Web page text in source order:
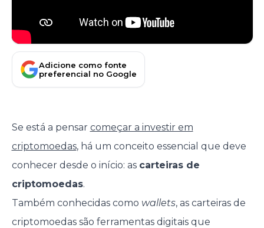
Adicione como fonte
preferencial no Google
Se está a pensar começar a investir em
criptomoedas, há um conceito essencial que deve
conhecer desde o início: as carteiras de
criptomoedas.
Também conhecidas como wallets, as carteiras de
criptomoedas são ferramentas digitais que